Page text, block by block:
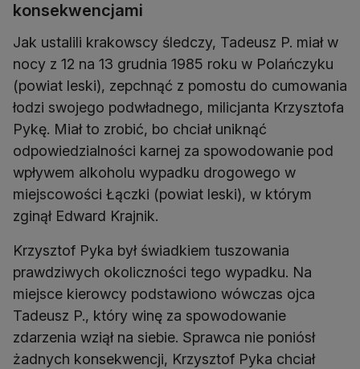
konsekwencjami
Jak ustalili krakowscy śledczy, Tadeusz P. miał w
nocy z 12 na 13 grudnia 1985 roku w Polańczyku
(powiat leski), zepchnąć z pomostu do cumowania
łodzi swojego podwładnego, milicjanta Krzysztofa
Pykę. Miał to zrobić, bo chciał uniknąć
odpowiedzialności karnej za spowodowanie pod
wpływem alkoholu wypadku drogowego w
miejscowości Łączki (powiat leski), w którym
zginął Edward Krajnik.
Krzysztof Pyka był świadkiem tuszowania
prawdziwych okoliczności tego wypadku. Na
miejsce kierowcy podstawiono wówczas ojca
Tadeusz P., który winę za spowodowanie
zdarzenia wziął na siebie. Sprawca nie poniósł
żadnych konsekwencji, Krzysztof Pyka chciał